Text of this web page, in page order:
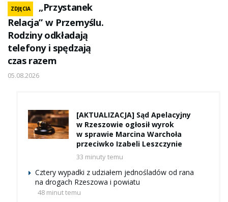
ZDJĘCIA
„Przystanek
Relacja” w Przemyślu.
Rodziny odkładają
telefony i spędzają
czas razem
05.08.2026
[AKTUALIZACJA] Sąd Apelacyjny
w Rzeszowie ogłosił wyrok
w sprawie Marcina Warchoła
przeciwko Izabeli Leszczynie
33 minuty temu
Cztery wypadki z udziałem jednośladów od rana
na drogach Rzeszowa i powiatu
48 minut temu